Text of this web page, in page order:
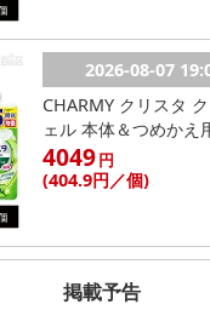
2026-08-07
CHARMY クリスタ
ェル 本体＆つめかえ
4049円
(404.9円／個)
掲載予告